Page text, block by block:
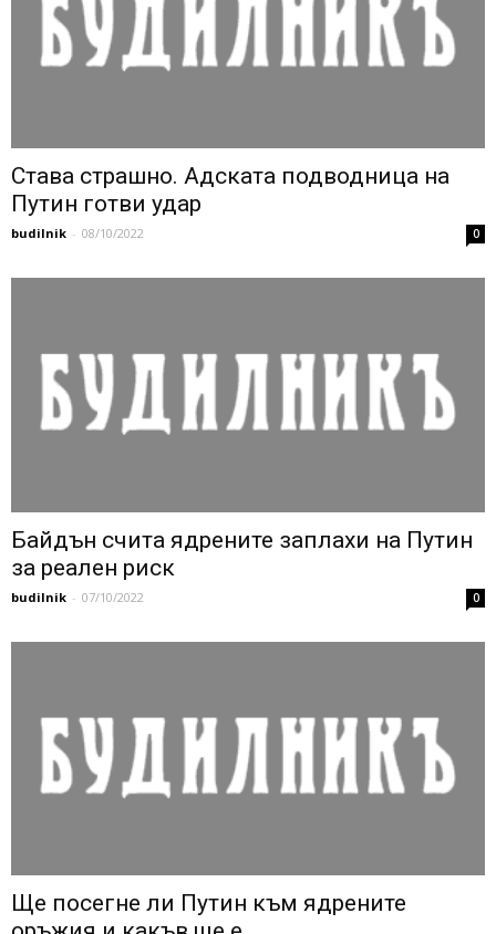
Става страшно. Адската подводница на
Путин готви удар
budilnik - 08/10/2022 0
Байдън счита ядрените заплахи на Путин
за реален риск
budilnik - 07/10/2022 0
Ще посегне ли Путин към ядрените